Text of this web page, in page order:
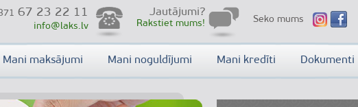
Seko mums
Jautājumi?
Rakstiet mums!
67 23 22 11
info@laks.lv
Mani maksājumi Mani noguldījumi Mani kredīti Dokumenti